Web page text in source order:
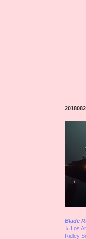
Blade
↳ Los
Ridley